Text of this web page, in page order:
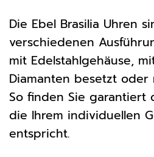
Die Ebel Brasilia Uhren
verschiedenen
mit Edelstahlgehäuse,
Diamanten besetzt oder
So finden Sie garantiert
die Ihrem individuellen
entspricht.